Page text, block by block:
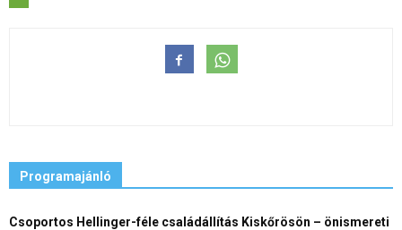
Programajánló
Csoportos Hellinger-féle családállítás Kiskőrösön – önismereti